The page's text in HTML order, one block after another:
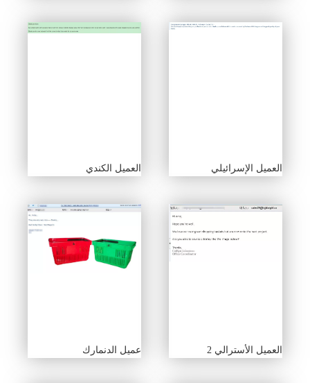
العميل الكندي العميل الإسرائيلي
عميل الدنمارك العميل الأسترالي 2